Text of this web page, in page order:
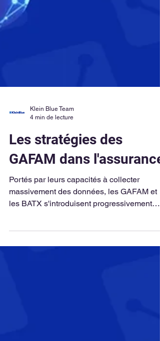
Klein Blue Team
4 min de lecture
Les stratégies des
GAFAM dans l'assurance